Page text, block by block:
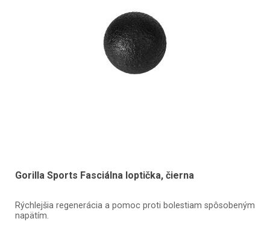
Gorilla Sports Fasciálna loptička, čierna
Rýchlejšia regenerácia a pomoc proti bolestiam spôsobeným
napätím.